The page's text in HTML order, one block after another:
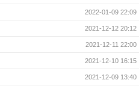
2022-01-09 22:09
2021-12-12 20:12
2021-12-11 22:00
2021-12-10 16:15
2021-12-09 13:40